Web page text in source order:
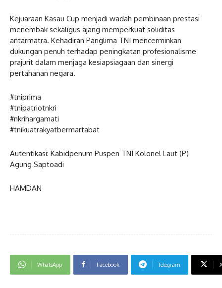
Kejuaraan Kasau Cup menjadi wadah pembinaan prestasi
menembak sekaligus ajang memperkuat soliditas
antarmatra. Kehadiran Panglima TNI mencerminkan
dukungan penuh terhadap peningkatan profesionalisme
prajurit dalam menjaga kesiapsiagaan dan sinergi
pertahanan negara.
#tniprima
#tnipatriotnkri
#nkrihargamati
#tnikuatrakyatbermartabat
Autentikasi: Kabidpenum Puspen TNI Kolonel Laut (P)
Agung Saptoadi
HAMDAN
WhatsApp Facebook Telegram